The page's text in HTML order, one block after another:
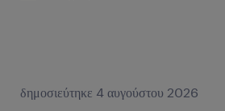
δημοσιεύτηκε 4 αυγούστου 2026